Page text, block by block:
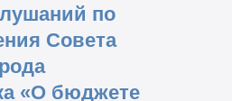
по
Совета
«О бюджете